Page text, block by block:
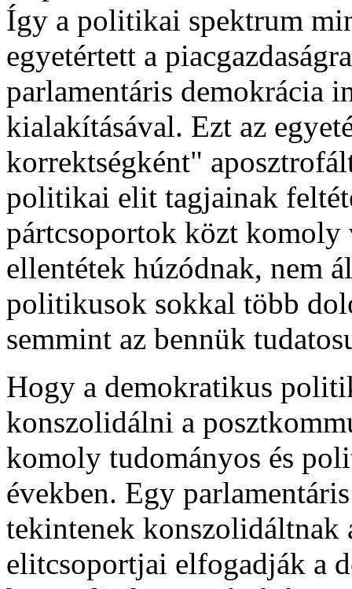
Így a politikai spektrum
egyetértett a
parlamentáris demokrácia
kialakításával. Ezt az
korrektségként"
politikai elit tagjainak
pártcsoportok közt
ellentétek húzódnak, nem
politikusok sokkal több
semmint az bennük
Hogy a demokratikus
konszolidálni a
komoly tudományos és
években. Egy
tekintenek konszolidáltnak
elitcsoportjai elfogadják a